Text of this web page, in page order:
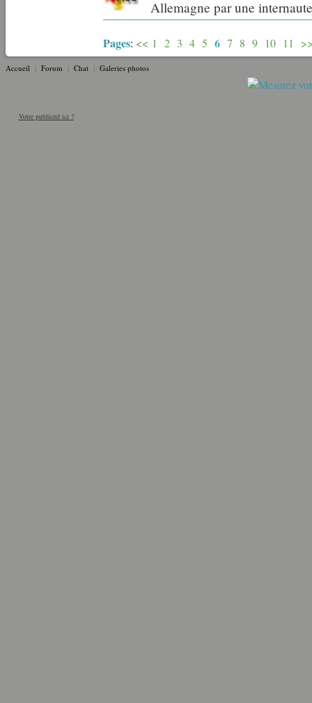
Allemagne par une
Pages: << 1 2 3 4 5 6 7 8 9 10 11
Accueil | Forum | Chat | Galeries photos
Votre publicité ici ?